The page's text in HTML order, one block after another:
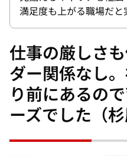
満足度も上がる職場だと
仕事の厳しさ
ダー関係なし
り前にあるの
ーズでした（杉